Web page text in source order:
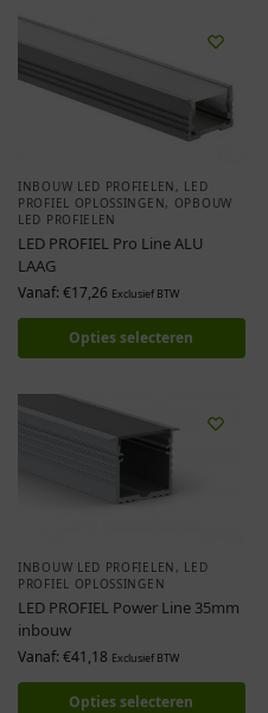
INBOUW LED PROFIELEN , LED
PROFIEL OPLOSSINGEN, OPBOUW
LED PROFIELEN
LED PROFIEL Pro Line ALU
LAAG
Vanaf: €17,26 Exclusief BTW
Opties selecteren
INBOUW LED PROFIELEN , LED
PROFIEL OPLOSSINGEN
LED PROFIEL Power Line 35mm
inbouw
Vanaf: €41,18 Exclusief BTW
Opties selecteren